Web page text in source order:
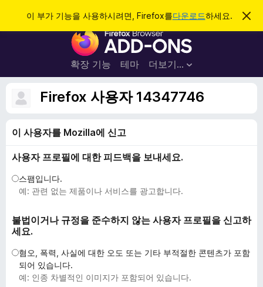
이 부가 기능을 사용하시려면, Firefox를다운로드하세요.
이
림
F
r
e
f
o
우
부
기
확장 기능 테마 더보기…
로그인
Firefox 사용자 14347746
이 사용자를 Mozilla에 신고
사용자 프로필에 대한 피드백을 보내세요.
스팸입니다.
예: 관련 없는 제품이나 서비스를 광고합니다.
불법이거나 규정을 준수하지 않는 사용자 프로필을 신고하
세요.
혐오, 폭력, 사실에 대한 오도 또는 기타 부적절한 콘텐츠가 포함
되어 있습니다.
예: 인종 차별적인 이미지가 포함되어 있습니다.